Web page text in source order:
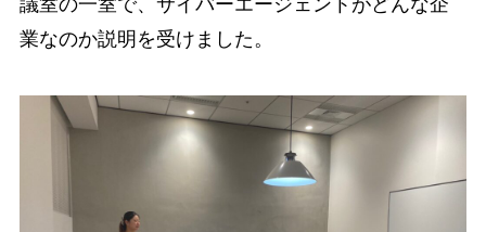
議室の一室で、サイバーエージェントがどんな企
業なのか説明を受けました。